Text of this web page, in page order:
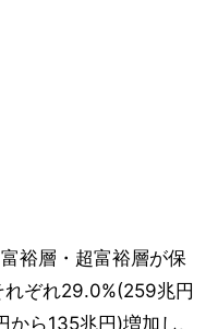
裕層・超富裕層が保
ぞれ29.0%(259兆円
ら135兆円)増加し、